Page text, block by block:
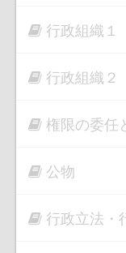
行政組織１
行政組織２
権限の委任
公物
行政立法・